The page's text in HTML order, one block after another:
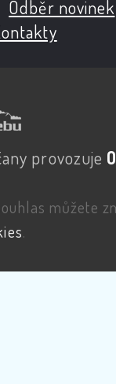
Odběr novinek
provozuje
můžete
.